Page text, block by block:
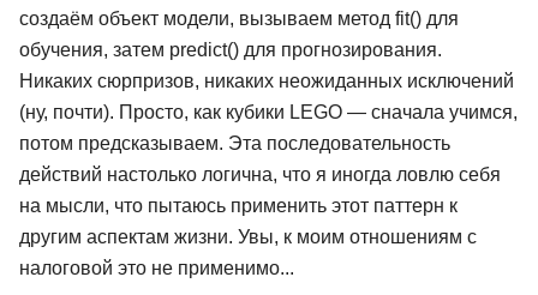
создаём объект модели, вызываем метод fit() для
обучения, затем predict() для прогнозирования.
Никаких сюрпризов, никаких неожиданных исключений
(ну, почти). Просто, как кубики LEGO — сначала учимся,
потом предсказываем. Эта последовательность
действий настолько логична, что я иногда ловлю себя
на мысли, что пытаюсь применить этот паттерн к
другим аспектам жизни. Увы, к моим отношениям с
налоговой это не применимо...